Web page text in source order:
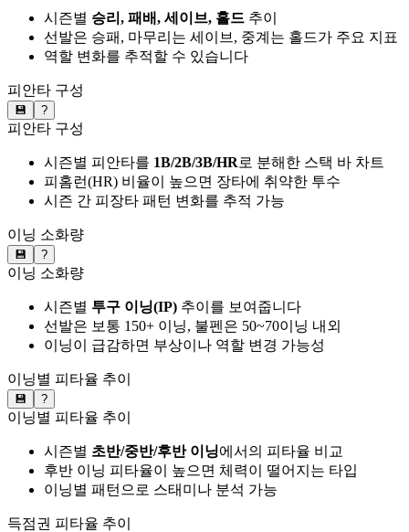
시즌별 승리, 패배, 세이브, 홀드 추이
선발은 승패, 마무리는 세이브, 중계는 홀드가 주요 지표
역할 변화를 추적할 수 있습니다
피안타 구성
💾 ?
피안타 구성
시즌별 피안타를 1B/2B/3B/HR로 분해한 스택 바 차트
피홈런(HR) 비율이 높으면 장타에 취약한 투수
시즌 간 피장타 패턴 변화를 추적 가능
이닝 소화량
💾 ?
이닝 소화량
시즌별 투구 이닝(IP) 추이를 보여줍니다
선발은 보통 150+ 이닝, 불펜은 50~70이닝 내외
이닝이 급감하면 부상이나 역할 변경 가능성
이닝별 피타율 추이
💾 ?
이닝별 피타율 추이
시즌별 초반/중반/후반 이닝에서의 피타율 비교
후반 이닝 피타율이 높으면 체력이 떨어지는 타입
이닝별 패턴으로 스태미나 분석 가능
득점권 피타율 추이